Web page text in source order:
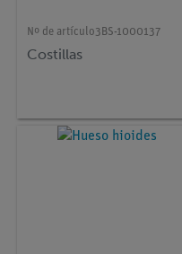
Nº de artículo3BS-1000137
Costillas